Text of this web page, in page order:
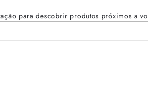
para descobrir produtos próximos a